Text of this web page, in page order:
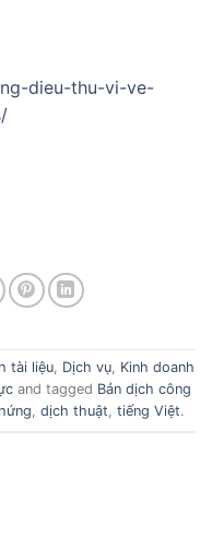
dieu-thu-vi-ve-
tài liệu, Dịch vụ, Kinh doanh
and tagged Bản dịch công
, dịch thuật, tiếng Việt.